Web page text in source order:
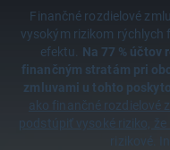
Finančné rozdielové
vysokým rizikom
efektu. Na 77 %
finančným stratám pri
zmluvami u tohto
ako finančné rozdielové
podstúpiť vysoké riziko,
rizikové.